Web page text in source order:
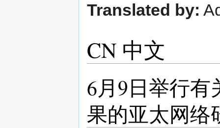
Translated by:
CN 中文
6月9日举行有
果的亚太网络